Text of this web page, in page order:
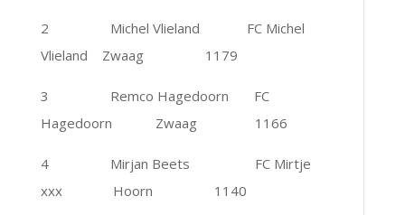
2 Michel Vlieland FC Michel
Vlieland Zwaag 1179
3 Remco Hagedoorn FC
Hagedoorn Zwaag 1166
4 Mirjan Beets FC Mirtje
xxx Hoorn 1140